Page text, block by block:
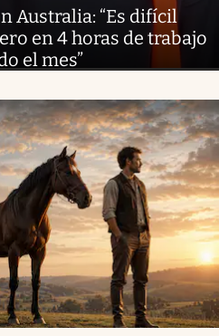
Australia: “Es difícil
en 4 horas de trabajo
el mes”